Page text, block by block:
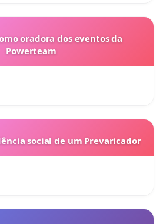
oradora dos eventos da
Powerteam
social de um Prevaricador